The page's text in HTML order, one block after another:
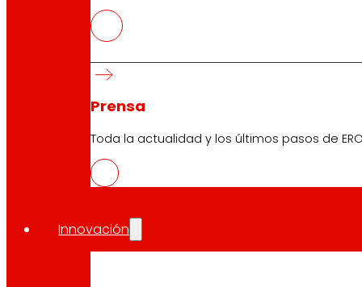
Prensa
Toda la actualidad y los últimos pasos de
Innovación